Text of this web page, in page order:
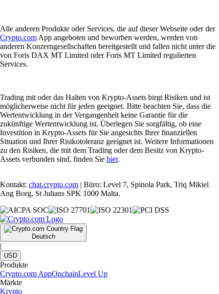
Alle anderen Produkte oder Services, die auf dieser Webseite oder der
Crypto.com App angeboten und beworben werden, werden von
anderen Konzerngesellschaften bereitgestellt und fallen nicht unter die
von Foris DAX MT Limited oder Foris MT Limited regulierten
Services.
Trading mit oder das Halten von Krypto-Assets birgt Risiken und ist
möglicherweise nicht für jeden geeignet. Bitte beachten Sie, dass die
Wertentwicklung in der Vergangenheit keine Garantie für die
zukünftige Wertentwicklung ist. Überlegen Sie sorgfältig, ob eine
Investition in Krypto-Assets für Sie angesichts Ihrer finanziellen
Situation und Ihrer Risikotoleranz geeignet ist. Weitere Informationen
zu den Risiken, die mit dem Trading oder dem Besitz von Krypto-
Assets verbunden sind, finden Sie hier.
Kontakt: chat.crypto.com | Büro: Level 7, Spinola Park, Triq Mikiel
Ang Borg, St Julians SPK 1000 Malta.
Deutsch
|
USD
Produkte
Crypto.com AppOnchainLevel Up
Märkte
Krypto